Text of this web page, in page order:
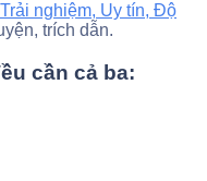
nghiệm, Uy tín, Độ
trích dẫn.
cần cả ba: